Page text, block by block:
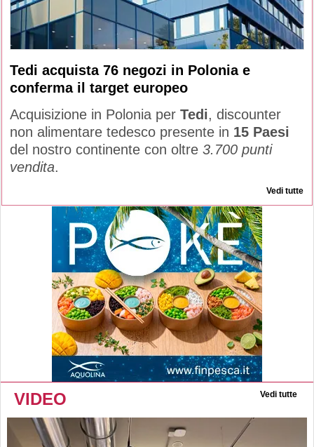
Tedi acquista 76 negozi in Polonia e
conferma il target europeo
Acquisizione in Polonia per Tedi, discounter
non alimentare tedesco presente in 15 Paesi
del nostro continente con oltre 3.700 punti
vendita.
Vedi tutte
VIDEO Vedi tutte